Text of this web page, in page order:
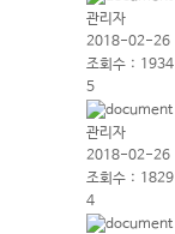
관리자
2018-02-26
조회수 : 1934
5
관리자
2018-02-26
조회수 : 1829
4